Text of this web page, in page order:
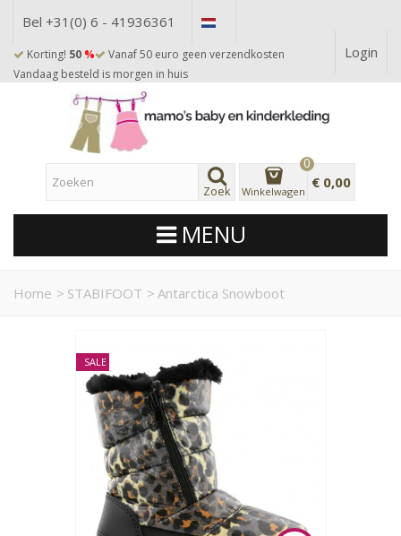
Bel +31(0) 6 - 41936361
Korting! 50 %
Vanaf 50 euro geen verzendkosten
Vandaag besteld is morgen in huis
Login
Zoek Winkelwagen
0
€ 0,00
MENU
Home > STABIFOOT > Antarctica Snowboot
SALE